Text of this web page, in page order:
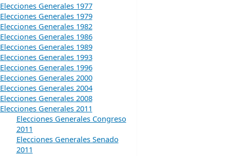
Elecciones Generales 1977
Elecciones Generales 1979
Elecciones Generales 1982
Elecciones Generales 1986
Elecciones Generales 1989
Elecciones Generales 1993
Elecciones Generales 1996
Elecciones Generales 2000
Elecciones Generales 2004
Elecciones Generales 2008
Elecciones Generales 2011
Elecciones Generales Congreso
2011
Elecciones Generales Senado
2011